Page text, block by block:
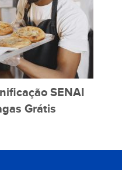
SENAI
Grátis